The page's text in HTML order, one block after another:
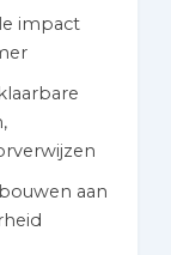
impact
aan